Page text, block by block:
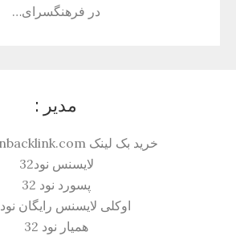
در فرهنگسرای…
مدیر :
خرید بک لینک behtarinbacklink.com
لایسنس نود32
پسورد نود 32
اوکلی لایسنس رایگان نود 32
همیار نود 32